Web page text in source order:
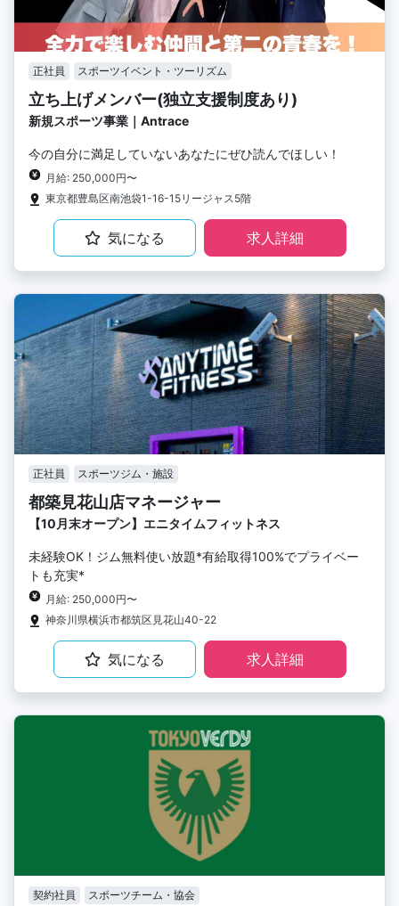
正社員 スポーツイベント・ツーリズム
立ち上げメンバー(独立支援制度あり)
新規スポーツ事業｜Antrace
今の自分に満足していないあなたにぜひ読んでほしい！
月給: 250,000円〜
東京都豊島区南池袋1-16-15リージャス5階
気になる 求人詳細
正社員 スポーツジム・施設
都築見花山店マネージャー
【10月末オープン】エニタイムフィットネス
未経験OK！ジム無料使い放題*有給取得100%でプライベー
トも充実*
月給: 250,000円〜
神奈川県横浜市都筑区見花山40-22
気になる 求人詳細
契約社員 スポーツチーム・協会